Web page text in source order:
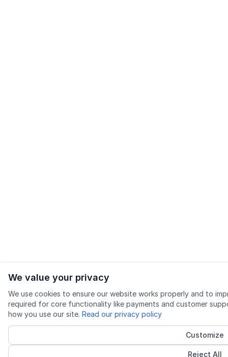
We value your privacy
We use cookies to ensure our website works properly and to
required for core functionality like payments and customer
how you use our site. Read our privacy policy
Customize
Reject All